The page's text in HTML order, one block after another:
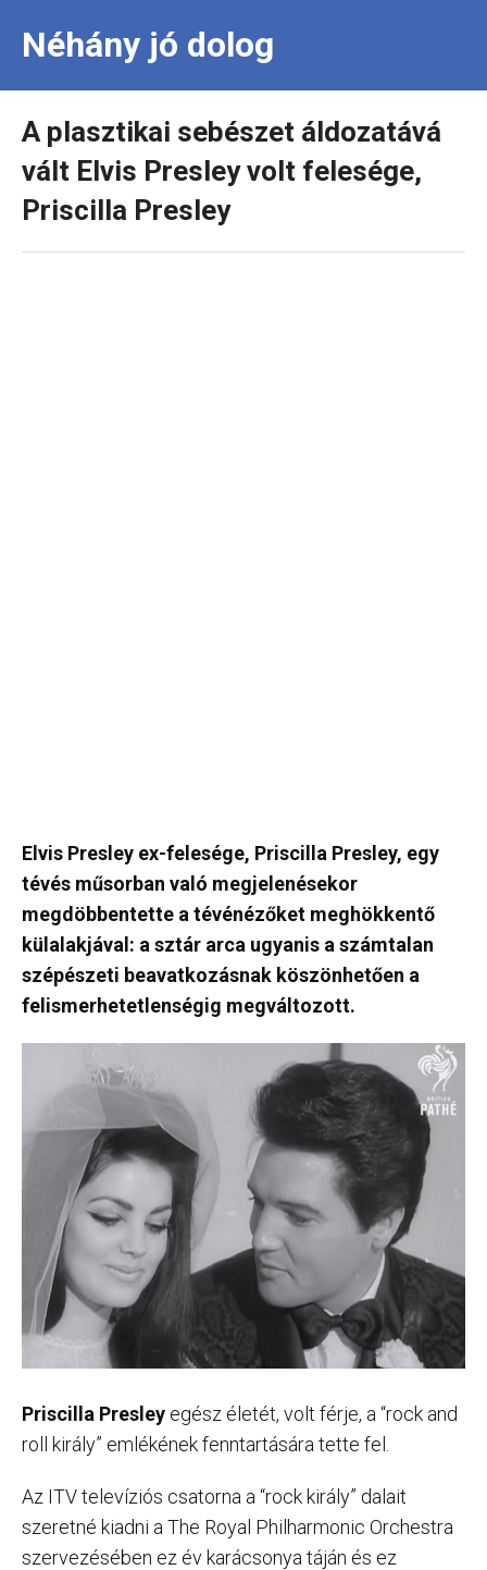
Néhány jó dolog
A plasztikai sebészet áldozatává
vált Elvis Presley volt felesége,
Priscilla Presley
Elvis Presley ex-felesége, Priscilla Presley, egy
tévés műsorban való megjelenésekor
megdöbbentette a tévénézőket meghökkentő
külalakjával: a sztár arca ugyanis a számtalan
szépészeti beavatkozásnak köszönhetően a
felismerhetetlenségig megváltozott.
Priscilla Presley egész életét, volt férje, a “rock and
roll király” emlékének fenntartására tette fel.
Az ITV televíziós csatorna a “rock király” dalait
szeretné kiadni a The Royal Philharmonic Orchestra
szervezésében ez év karácsonya táján és ez